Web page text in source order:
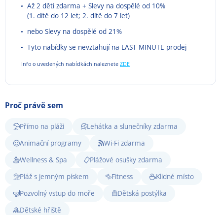
Až 2 děti zdarma + Slevy na dospělé od 10%
(1. dítě do 12 let; 2. dítě do 7 let)
nebo Slevy na dospělé od 21%
Tyto nabídky se nevztahují na LAST MINUTE prodej
Info o uvedených nabídkách naleznete ZDE
Proč právě sem
Přímo na pláži
Lehátka a slunečníky zdarma
Animační programy
Wi-Fi zdarma
Wellness & Spa
Plážové osušky zdarma
Pláž s jemným pískem
Fitness
Klidné místo
Pozvolný vstup do moře
Dětská postýlka
Dětské hřiště